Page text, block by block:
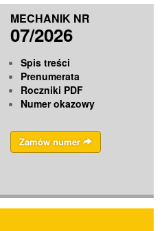
MECHANIK NR
07/2026
Spis treści
Prenumerata
Roczniki PDF
Numer okazowy
Zamów numer